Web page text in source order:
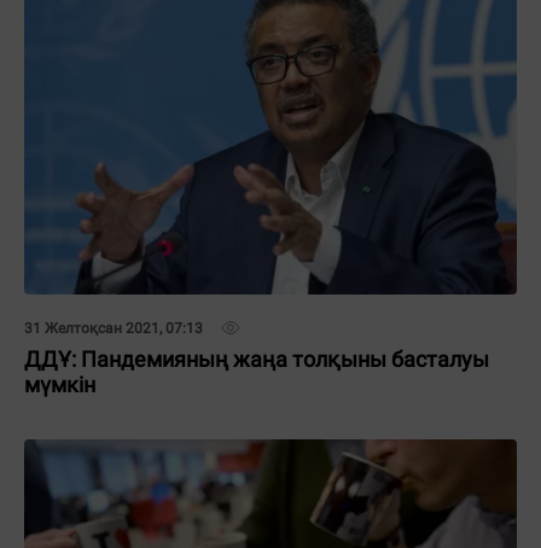
31 Желтоқсан 2021, 07:13
ДДҰ: Пандемияның жаңа толқыны басталуы
мүмкін